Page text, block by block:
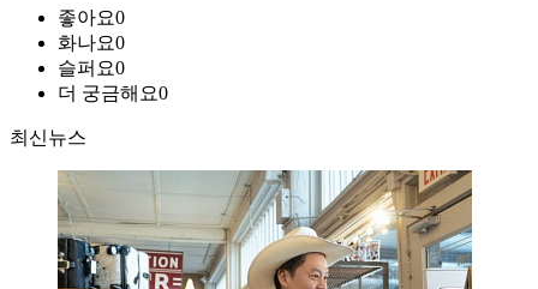
좋아요0
화나요0
슬퍼요0
더 궁금해요0
최신뉴스